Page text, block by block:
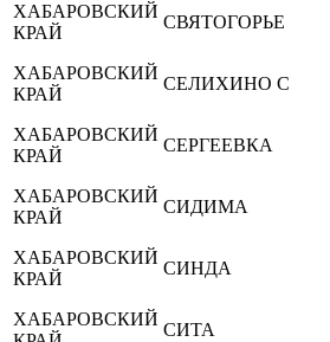
ХАБАРОВСКИЙ
КРАЙ
СВЯТОГОРЬЕ
ХАБАРОВСКИЙ
КРАЙ
СЕЛИХИНО С
ХАБАРОВСКИЙ
КРАЙ
СЕРГЕЕВКА
ХАБАРОВСКИЙ
КРАЙ
СИДИМА
ХАБАРОВСКИЙ
КРАЙ
СИНДА
ХАБАРОВСКИЙ
СИТА